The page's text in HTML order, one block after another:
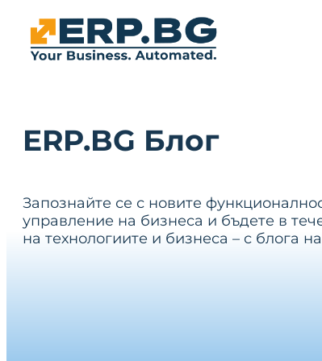
ERP.BG Блог
Запознайте се с новите
управление на бизнеса и бъдете в
на технологиите и бизнеса – с блога